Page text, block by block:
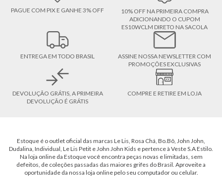
PAGUE COM PIX E GANHE 3% OFF
10% OFF NA PRIMEIRA COMPRA
ADICIONANDO O CUPOM
ES10WCLM DIRETO NA SACOLA
ENTREGA EM TODO BRASIL
ASSINE NOSSA NEWSLETTER COM
PROMOÇÕES EXCLUSIVAS
DEVOLUÇÃO GRÁTIS, A PRIMEIRA
DEVOLUÇÃO É GRÁTIS
COMPRE E RETIRE EM LOJA
Estoque é o outlet oficial das marcas Le Lis, Rosa Chá, Bo.Bô, John John,
Dudalina, Individual, Le Lis Petit e John John Kids e pertence à Veste S.A Estilo.
Na loja online da Estoque você encontra peças novas e limitadas, sem
defeitos, de coleções passadas das maiores grifes do Brasil. Aproveite a
oportunidade da nossa loja online pelo seu computador ou celular.